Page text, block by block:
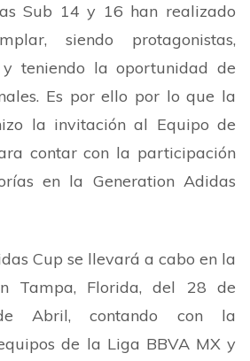
Sub 14 y 16 han realizado
siendo protagonistas,
teniendo la oportunidad de
Es por ello por lo que la
la invitación al Equipo de
contar con la participación
en la Generation Adidas
Cup se llevará a cabo en la
Tampa, Florida, del 28 de
Abril, contando con la
de la Liga BBVA MX y